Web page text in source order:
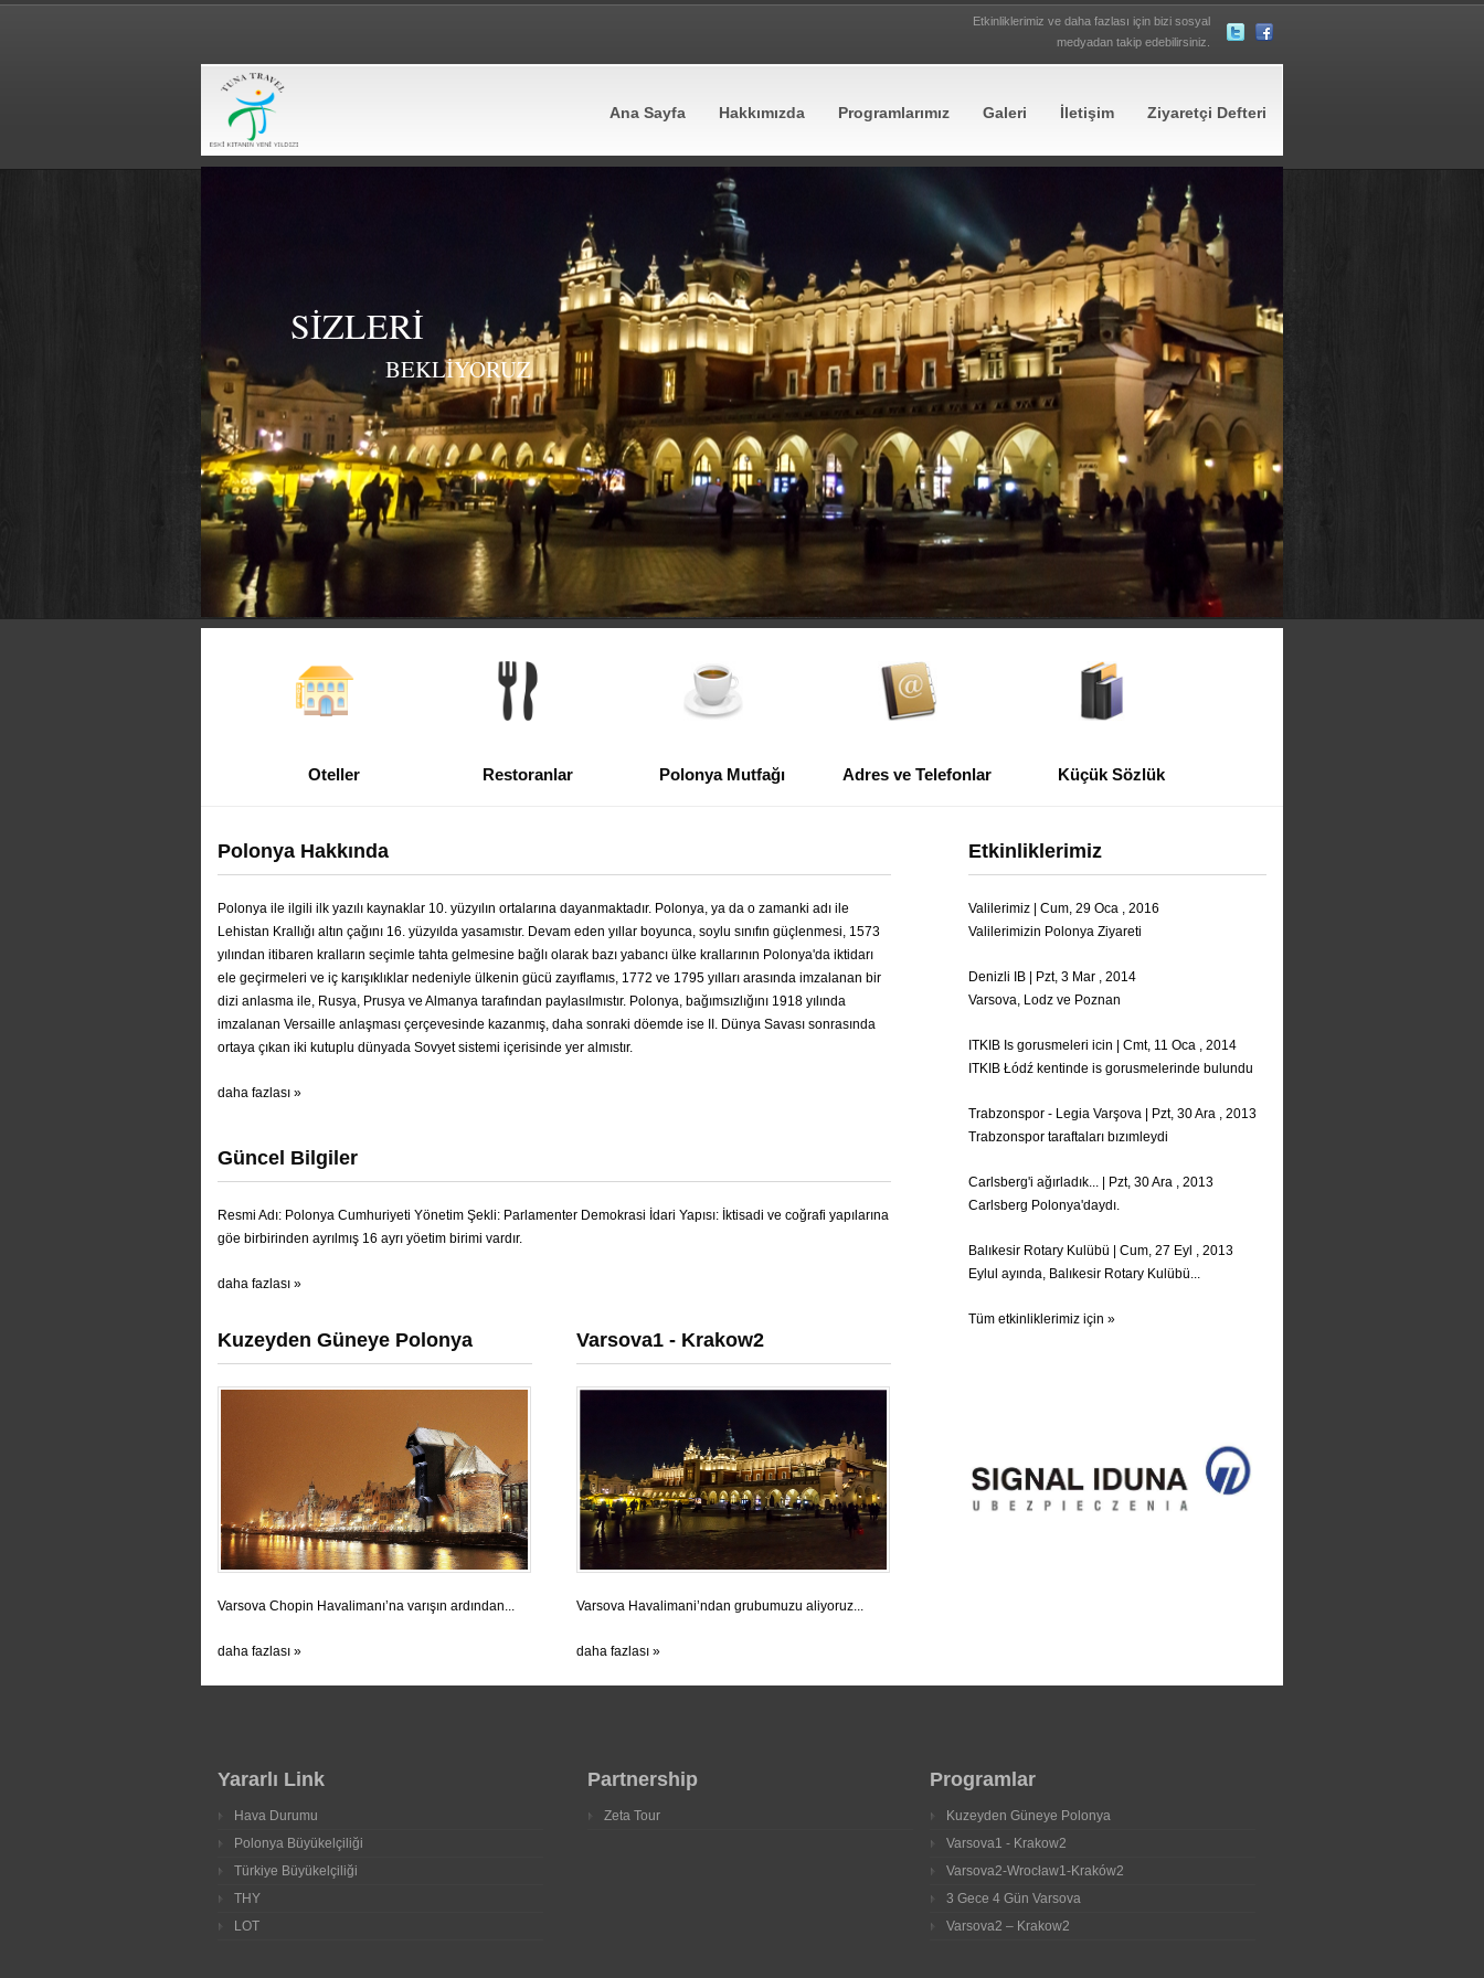
Etkinliklerimiz ve daha fazlası için bizi sosyal
medyadan takip edebilirsiniz.
Ana Sayfa Hakkımızda Programlarımız Galeri İletişim Ziyaretçi Defteri
SİZLERİ
BEKLİYORUZ
Oteller Restoranlar Polonya Mutfağı Adres ve Telefonlar Küçük Sözlük
Etkinliklerimiz
Valilerimiz | Cum, 29 Oca , 2016
Valilerimizin Polonya Ziyareti
Denizli IB | Pzt, 3 Mar , 2014
Varsova, Lodz ve Poznan
ITKIB Is gorusmeleri icin | Cmt, 11 Oca , 2014
ITKIB Łódź kentinde is gorusmelerinde bulundu
Trabzonspor - Legia Varşova | Pzt, 30 Ara , 2013
Trabzonspor taraftaları bızımleydi
Carlsberg'i ağırladık... | Pzt, 30 Ara , 2013
Carlsberg Polonya'daydı.
Balıkesir Rotary Kulübü | Cum, 27 Eyl , 2013
Eylul ayında, Balıkesir Rotary Kulübü...
Tüm etkinliklerimiz için »
Polonya Hakkında
Polonya ile ilgili ilk yazılı kaynaklar 10. yüzyılın ortalarına dayanmaktadır. Polonya, ya da o zamanki adı ile
Lehistan Krallığı altın çağını 16. yüzyılda yasamıstır. Devam eden yıllar boyunca, soylu sınıfın güçlenmesi, 1573
yılından itibaren kralların seçimle tahta gelmesine bağlı olarak bazı yabancı ülke krallarının Polonya'da iktidarı
ele geçirmeleri ve iç karışıklıklar nedeniyle ülkenin gücü zayıflamıs, 1772 ve 1795 yılları arasında imzalanan bir
dizi anlasma ile, Rusya, Prusya ve Almanya tarafından paylasılmıstır. Polonya, bağımsızlığını 1918 yılında
imzalanan Versaille anlaşması çerçevesinde kazanmış, daha sonraki döemde ise II. Dünya Savası sonrasında
ortaya çıkan iki kutuplu dünyada Sovyet sistemi içerisinde yer almıstır.
daha fazlası »
Güncel Bilgiler
Resmi Adı: Polonya Cumhuriyeti Yönetim Şekli: Parlamenter Demokrasi İdari Yapısı: İktisadi ve coğrafi yapılarına
göe birbirinden ayrılmış 16 ayrı yöetim birimi vardır.
daha fazlası »
Kuzeyden Güneye Polonya
Varsova Chopin Havalimanı’na varışın ardından...
daha fazlası »
Varsova1 - Krakow2
Varsova Havalimani’ndan grubumuzu aliyoruz...
daha fazlası »
Yararlı Link
Hava Durumu
Polonya Büyükelçiliği
Türkiye Büyükelçiliği
THY
LOT
Partnership
Zeta Tour
Programlar
Kuzeyden Güneye Polonya
Varsova1 - Krakow2
Varsova2-Wrocław1-Kraków2
3 Gece 4 Gün Varsova
Varsova2 – Krakow2